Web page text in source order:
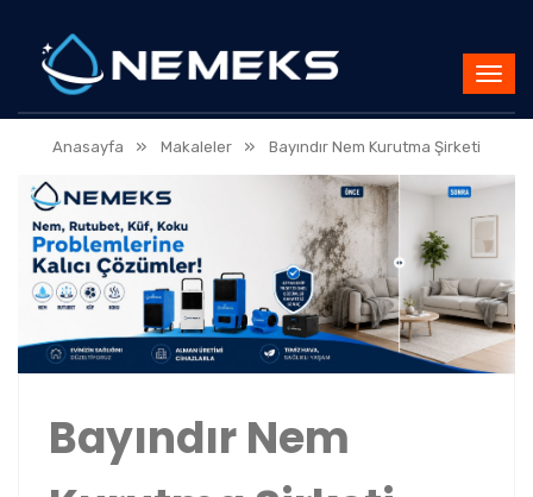
Anasayfa » Makaleler » Bayındır Nem Kurutma Şirketi
Bayındır Nem